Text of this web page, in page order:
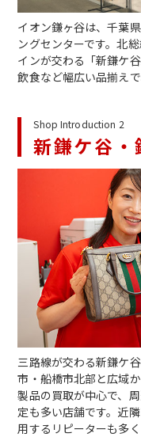
イオン鎌ヶ谷は、千葉
ングセンターです。北
インが交わる「新鎌ケ
飲食など幅広い品揃え
Shop Introduction 2
新鎌ケ谷
三路線が交わる新鎌ケ
市・船橋市北部と広域
製品の買取が中心で、
定も多い店舗です。近
用するリピーターも多く